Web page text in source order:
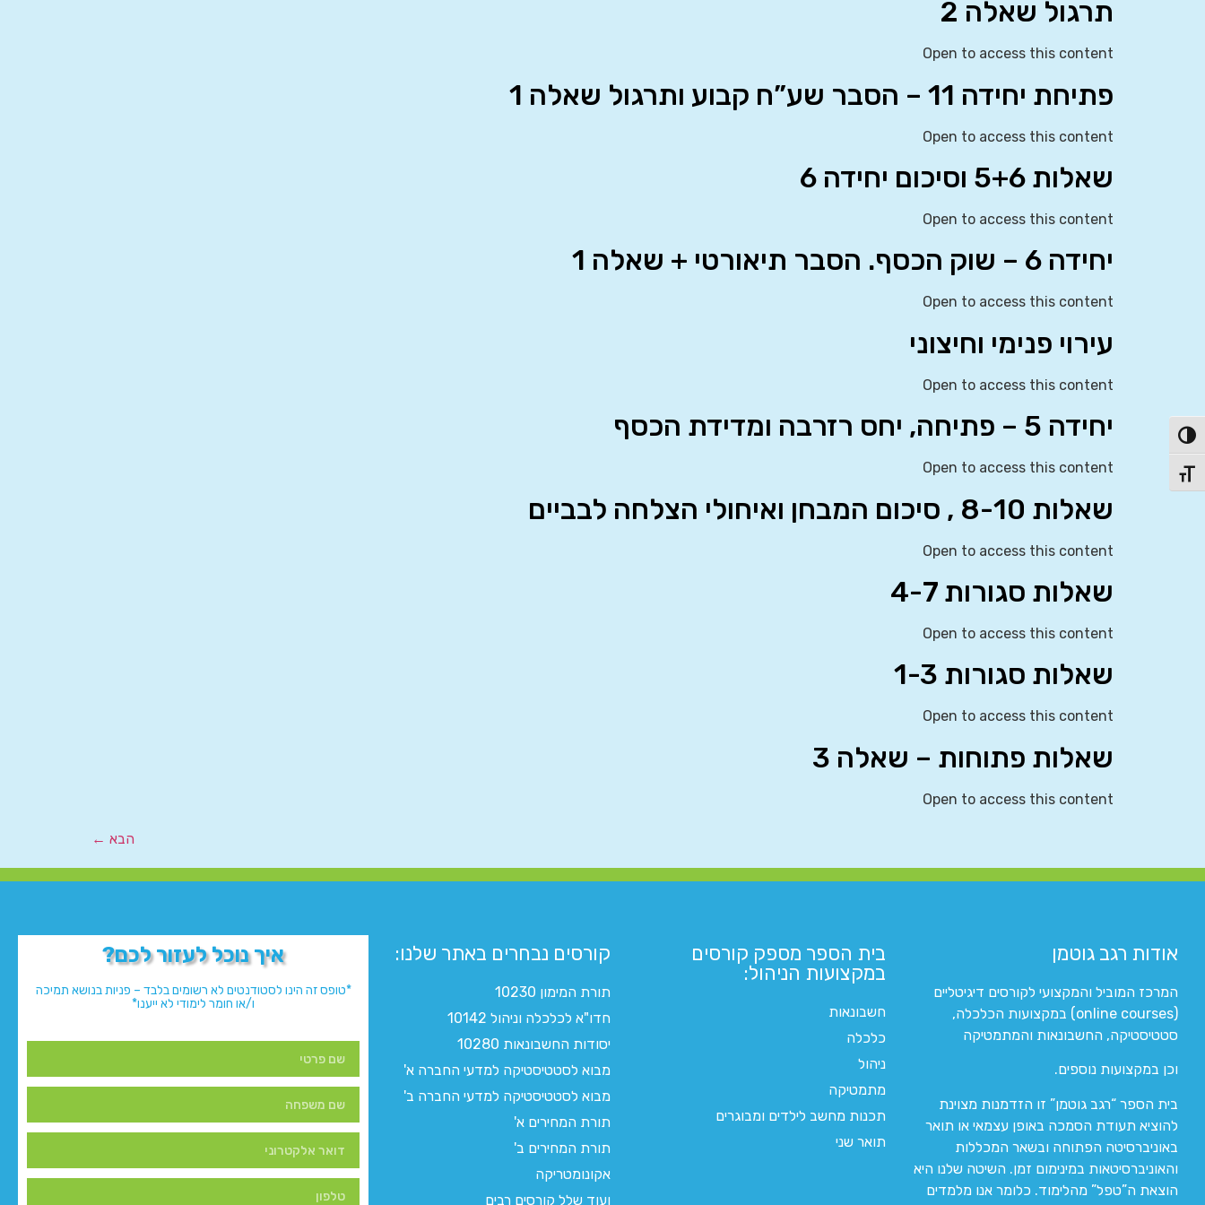
הפעל/כבה ניגודיות גבוהה
מתג גודל גופן
תרגול שאלה 2
Open to access this content
פתיחת יחידה 11 – הסבר שע”ח קבוע ותרגול שאלה 1
Open to access this content
שאלות 5+6 וסיכום יחידה 6
Open to access this content
יחידה 6 – שוק הכסף. הסבר תיאורטי + שאלה 1
Open to access this content
עירוי פנימי וחיצוני
Open to access this content
יחידה 5 – פתיחה, יחס רזרבה ומדידת הכסף
Open to access this content
שאלות 8-10 , סיכום המבחן ואיחולי הצלחה לבביים
Open to access this content
שאלות סגורות 4-7
Open to access this content
שאלות סגורות 1-3
Open to access this content
שאלות פתוחות – שאלה 3
Open to access this content
הבא ←
אודות רגב גוטמן
המרכז המוביל והמקצועי לקורסים דיגיטליים
(online courses) במקצועות הכלכלה,
סטטיסטיקה, החשבונאות והמתמטיקה
וכן במקצועות נוספים.
בית הספר “רגב גוטמן” זו הזדמנות מצוינת
להוציא תעודת הסמכה באופן עצמאי או תואר
באוניברסיטה הפתוחה ובשאר המכללות
והאוניברסיטאות במינימום זמן. השיטה שלנו היא
הוצאת ה”טפל” מהלימוד. כלומר אנו מלמדים
בית הספר מספק קורסים
במקצועות הניהול:
חשבונאות
כלכלה
ניהול
מתמטיקה
תכנות מחשב לילדים ומבוגרים
תואר שני
קורסים נבחרים באתר שלנו:​
תורת המימון 10230
חדו"א לכלכלה וניהול 10142
יסודות החשבונאות 10280
מבוא לסטטיסטיקה למדעי החברה א'
מבוא לסטטיסטיקה למדעי החברה ב'
תורת המחירים א'
תורת המחירים ב'
אקונומטריקה
ועוד שלל קורסים רבים
איך נוכל לעזור לכם?
*טופס זה הינו לסטודנטים לא רשומים בלבד – פניות בנושא תמיכה
ו/או חומר לימודי לא ייענו*